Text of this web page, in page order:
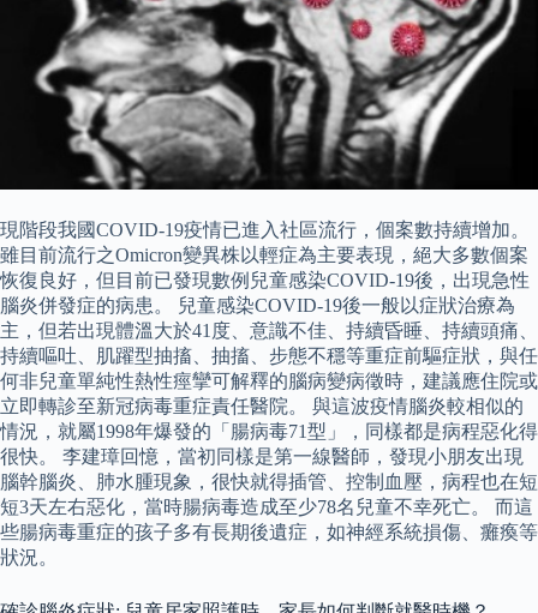
現階段我國COVID-19疫情已進入社區流行，個案數持續增加。
雖目前流行之Omicron變異株以輕症為主要表現，絕大多數個案
恢復良好，但目前已發現數例兒童感染COVID-19後，出現急性
腦炎併發症的病患。 兒童感染COVID-19後一般以症狀治療為
主，但若出現體溫大於41度、意識不佳、持續昏睡、持續頭痛、
持續嘔吐、肌躍型抽搐、抽搐、步態不穩等重症前驅症狀，與任
何非兒童單純性熱性痙攣可解釋的腦病變病徵時，建議應住院或
立即轉診至新冠病毒重症責任醫院。 與這波疫情腦炎較相似的
情況，就屬1998年爆發的「腸病毒71型」，同樣都是病程惡化得
很快。 李建璋回憶，當初同樣是第一線醫師，發現小朋友出現
腦幹腦炎、肺水腫現象，很快就得插管、控制血壓，病程也在短
短3天左右惡化，當時腸病毒造成至少78名兒童不幸死亡。 而這
些腸病毒重症的孩子多有長期後遺症，如神經系統損傷、癱瘓等
狀況。